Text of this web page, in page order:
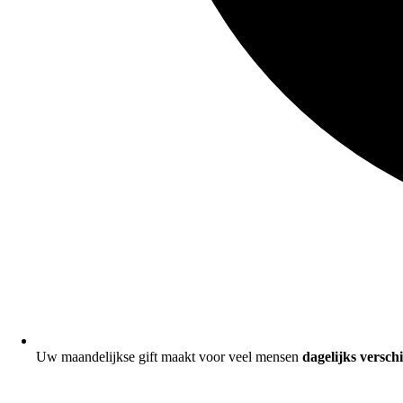
Uw maandelijkse gift maakt voor veel mensen dagelijks